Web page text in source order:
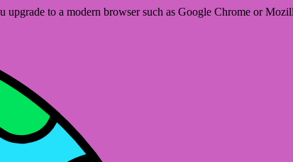
to a modern browser such as Google Chrome or